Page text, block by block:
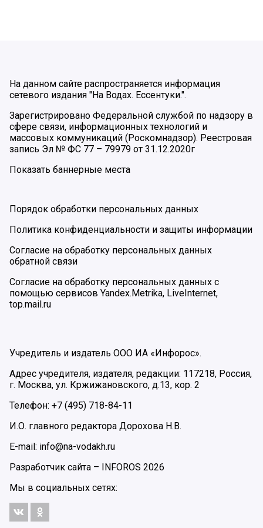
На данном сайте распространяется информация
сетевого издания "На Водах. Ессентуки.".
Зарегистрировано Федеральной службой по надзору в
сфере связи, информационных технологий и
массовых коммуникаций (Роскомнадзор). Реестровая
запись Эл № ФС 77 – 79979 от 31.12.2020г
Показать баннерные места
Порядок обработки персональных данных
Политика конфиденциальности и защиты информации
Согласие на обработку персональных данных
обратной связи
Согласие на обработку персональных данных с
помощью сервисов Yandex.Metrika, LiveInternet,
top.mail.ru
Учредитель и издатель ООО ИА «Инфорос».
Адрес учредителя, издателя, редакции: 117218, Россия,
г. Москва, ул. Кржижановского, д.13, кор. 2
Телефон: +7 (495) 718-84-11
И.О. главного редактора Дорохова Н.В.
E-mail: info@na-vodakh.ru
Разработчик сайта – INFOROS 2026
Мы в социальных сетях: